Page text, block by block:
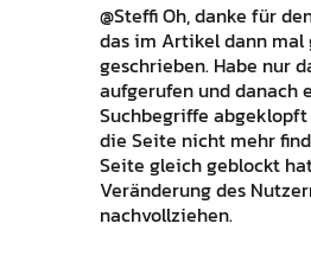
@Steffi Oh, danke für
das im Artikel dann mal
geschrieben. Habe nur
aufgerufen und danach
Suchbegriffe
die Seite nicht mehr
Seite gleich geblockt
Veränderung des
nachvollziehen.